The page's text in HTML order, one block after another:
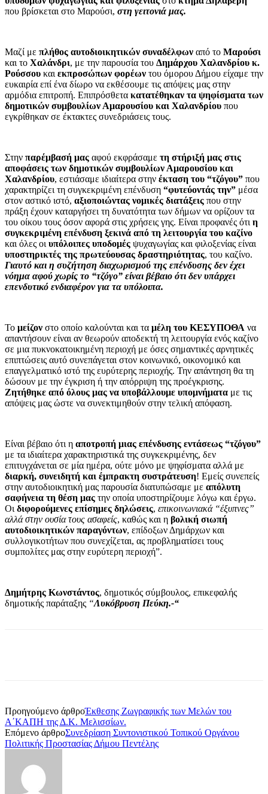
που βρίσκεται στο Μαρούσι, στη γειτονιά μας.
Μαζί με πλήθος αυτοδιοικητικών συναδέλφων από το Μαρούσι
και το Χαλάνδρι, με την παρουσία του Δημάρχου Χαλανδρίου κ.
Ρούσσου και εκπροσώπων φορέων του όμορου Δήμου είχαμε την
ευκαιρία επί ένα δίωρο να εκθέσουμε τις απόψεις μας στην
αρμόδια επιτροπή. Επιπρόσθετα κατατέθηκαν τα ψηφίσματα των
δημοτικών συμβουλίων Αμαρουσίου και Χαλανδρίου που
εγκρίθηκαν σε έκτακτες συνεδριάσεις τους.
Στην παρέμβασή μας αφού εκφράσαμε τη στήριξή μας στις
αποφάσεις των δημοτικών συμβουλίων Αμαρουσίου και
Χαλανδρίου, εστιάσαμε ιδιαίτερα στην έκταση του “τζόγου” που
χαρακτηρίζει τη συγκεκριμένη επένδυση “φυτεύοντάς την” μέσα
στον αστικό ιστό, αξιοποιώντας νομικές διατάξεις που στην
πράξη έχουν καταργήσει τη δυνατότητα των δήμων να ορίζουν τα
του οίκου τους όσον αφορά στις χρήσεις γης. Είναι προφανές ότι η
συγκεκριμένη επένδυση ξεκινά από τη λειτουργία του καζίνο
και όλες οι υπόλοιπες υποδομές ψυχαγωγίας και φιλοξενίας είναι
υποστηρικτές της πρωτεύουσας δραστηριότητας, του καζίνο.
Γιαυτό και η συζήτηση διαχωρισμού της επένδυσης δεν έχει
νόημα αφού χωρίς το “τζόγο” είναι βέβαιο ότι δεν υπάρχει
επενδυτικό ενδιαφέρον για τα υπόλοιπα.
Το μείζον στο οποίο καλούνται και τα μέλη του ΚΕΣΥΠΟΘΑ να
απαντήσουν είναι αν θεωρούν αποδεκτή τη λειτουργία ενός καζίνο
σε μια πυκνοκατοικημένη περιοχή με όσες σημαντικές αρνητικές
επιπτώσεις αυτό συνεπάγεται στον κοινωνικό, οικονομικό και
επαγγελματικό ιστό της ευρύτερης περιοχής. Την απάντηση θα τη
δώσουν με την έγκριση ή την απόρριψη της προέγκρισης.
Ζητήθηκε από όλους μας να υποβάλλουμε υπομνήματα με τις
απόψεις μας ώστε να συνεκτιμηθούν στην τελική απόφαση.
Είναι βέβαιο ότι η αποτροπή μιας επένδυσης εντάσεως “τζόγου”
με τα ιδιαίτερα χαρακτηριστικά της συγκεκριμένης, δεν
επιτυγχάνεται σε μία ημέρα, ούτε μόνο με ψηφίσματα αλλά με
διαρκή, συνειδητή και έμπρακτη συστράτευση! Εμείς συνεπείς
στην αυτοδιοικητική μας παρουσία διατυπώσαμε με απόλυτη
σαφήνεια τη θέση μας την οποία υποστηρίζουμε λόγω και έργω.
Οι διφορούμενες επίσημες δηλώσεις, επικοινωνιακά “έξυπνες”
αλλά στην ουσία τους ασαφείς, καθώς και η βολική σιωπή
αυτοδιοικητικών παραγόντων, επίδοξων Δημάρχων και
συλλογικοτήτων που συνεχίζεται, ας προβληματίσει τους
συμπολίτες μας στην ευρύτερη περιοχή”.
Δημήτρης Κωνστάντος, δημοτικός σύμβουλος, επικεφαλής
δημοτικής παράταξης “Λυκόβρυση Πεύκη.-“
Προηγούμενο άρθροΈκθεσης Ζωγραφικής των Μελών του
Α΄ΚΑΠΗ της Δ.Κ. Μελισσίων.
Επόμενο άρθροΣυνεδρίαση Συντονιστικού Τοπικού Οργάνου
Πολιτικής Προστασίας Δήμου Πεντέλης